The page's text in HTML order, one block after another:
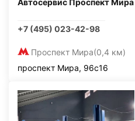
Автосервис Проспект Мира
+7 (495) 023-42-98
Проспект Мира(0,4 км)
проспект Мира, 96с16